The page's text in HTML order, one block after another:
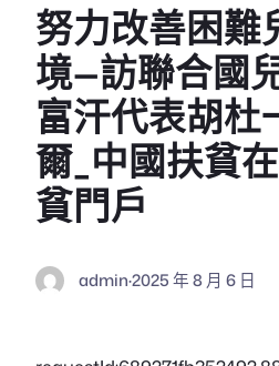
努力改善困難
境—訪聯合國
富汗代表胡杜
爾_中國扶貧
貧門戶
admin·2025 年 8 月 6 日